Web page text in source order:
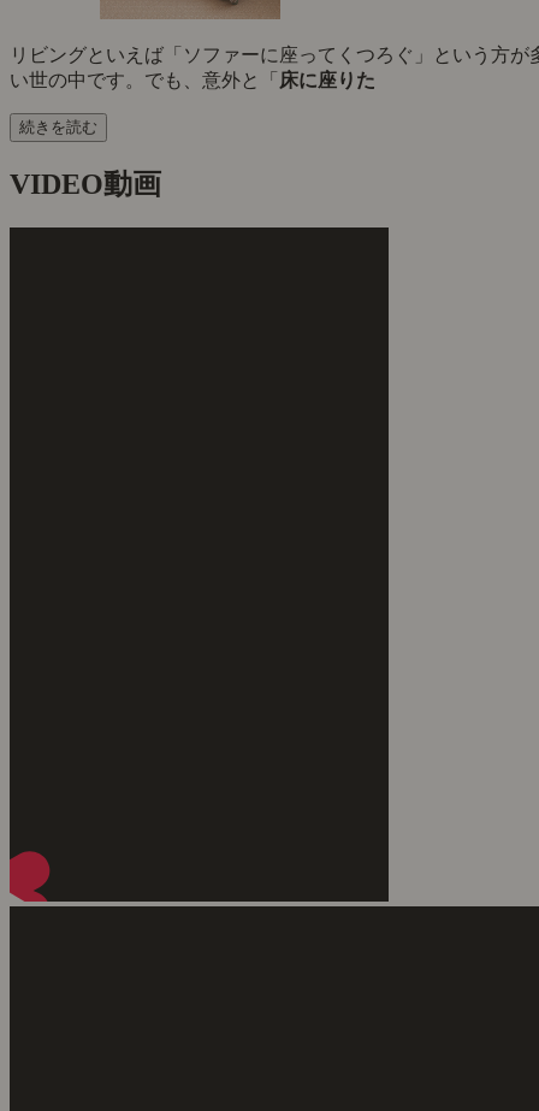
リビングといえば「ソファーに座ってくつろぐ」という方が
い世の中です。でも、意外と「 床に座りた
続きを読む
VIDEO動画